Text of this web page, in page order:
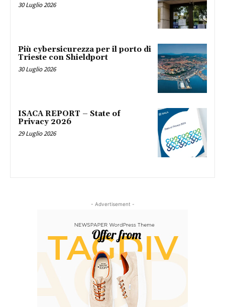
30 Luglio 2026
Più cybersicurezza per il porto di
Trieste con Shieldport
30 Luglio 2026
ISACA REPORT – State of
Privacy 2026
29 Luglio 2026
- Advertisement -